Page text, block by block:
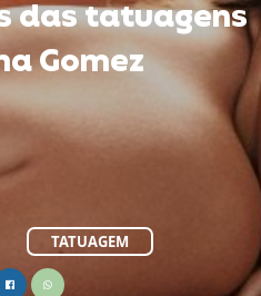
das tatuagens
Gomez
TATUAGEM